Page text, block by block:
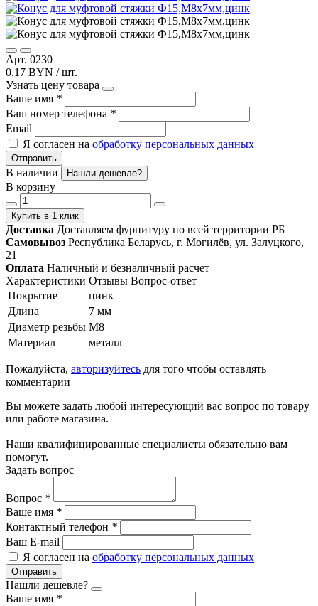
Арт. 0230
0.17 BYN / шт.
Узнать цену товара
Ваше имя *
Ваш номер телефона *
Email
Я согласен на обработку персональных данных
Отправить
В наличии Нашли дешевле?
В корзину
Купить в 1 клик
Доставка Доставляем фурнитуру по всей территории РБ
Самовывоз Республика Беларусь, г. Могилёв, ул. Залуцкого,
21
Оплата Наличный и безналичный расчет
Характеристики Отзывы Вопрос-ответ
Покрытие
цинк
Длина
7 мм
Диаметр резьбы М8
Материал
металл
Пожалуйста, авторизуйтесь для того чтобы оставлять
комментарии
Вы можете задать любой интересующий вас вопрос по товару
или работе магазина.
Наши квалифицированные специалисты обязательно вам
помогут.
Задать вопрос
Вопрос *
Ваше имя *
Контактный телефон *
Ваш E-mail
Я согласен на обработку персональных данных
Отправить
Нашли дешевле?
Ваше имя *